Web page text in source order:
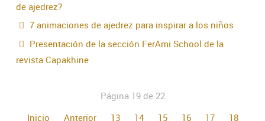
de ajedrez?
7 animaciones de ajedrez para inspirar a los niños
Presentación de la sección FerAmi School de la
revista Capakhine
Página 19 de 22
Inicio
Anterior 13 14 15 16 17
18